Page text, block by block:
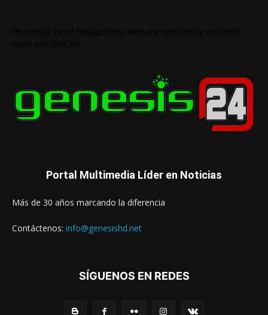
Portal Multimedia Líder en Noticias
Más de 30 años marcando la diferencia
Contáctenos: info@genesishd.net
SÍGUENOS EN REDES